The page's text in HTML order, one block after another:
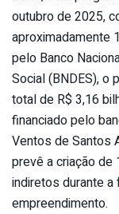
outubro de 2025,
aproximadamente
pelo Banco
Social (BNDES), o
total de R$ 3,16
financiado pelo
Ventos de Santos
prevê a criação
indiretos durante
empreendimento.